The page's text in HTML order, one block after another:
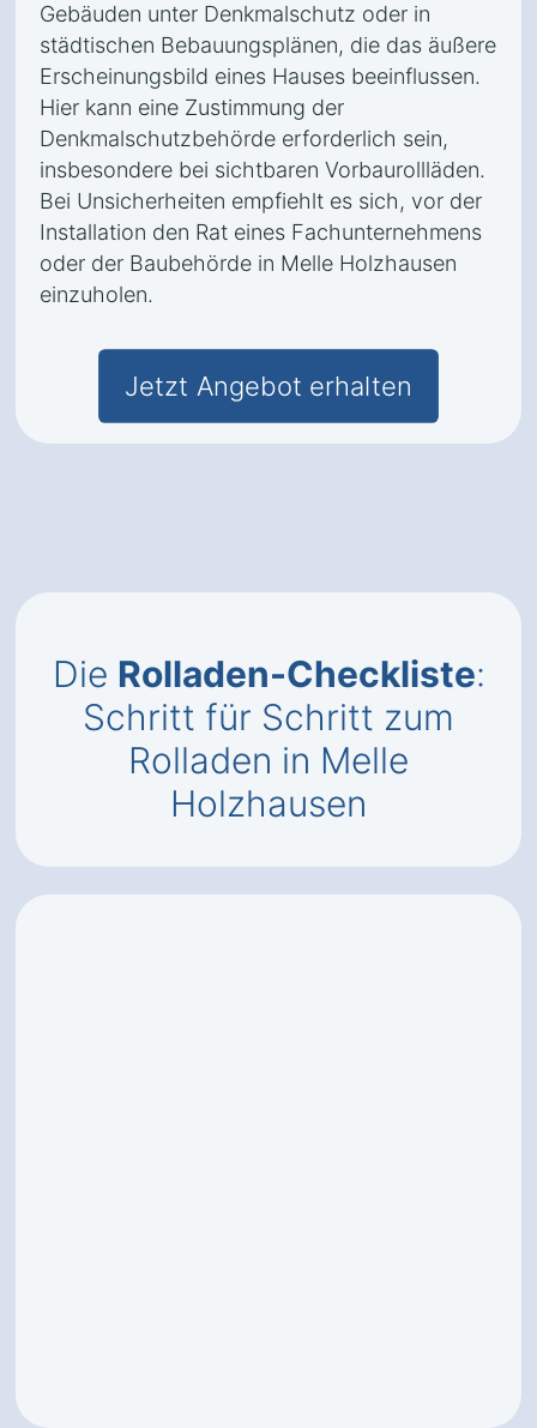
Gebäuden unter Denkmalschutz oder in
städtischen Bebauungsplänen, die das äußere
Erscheinungsbild eines Hauses beeinflussen.
Hier kann eine Zustimmung der
Denkmalschutzbehörde erforderlich sein,
insbesondere bei sichtbaren Vorbaurollläden.
Bei Unsicherheiten empfiehlt es sich, vor der
Installation den Rat eines Fachunternehmens
oder der Baubehörde in Melle Holzhausen
einzuholen.
Jetzt Angebot erhalten
Die Rolladen-Checkliste:
Schritt für Schritt zum
Rolladen in Melle
Holzhausen